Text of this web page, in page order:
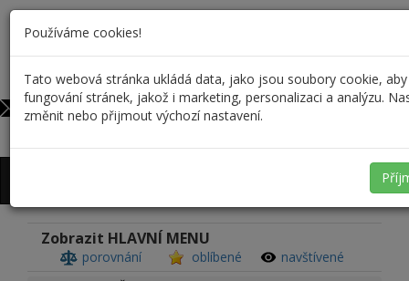
732 590 698
info@profiskal.cz
0
Zobrazit HLAVNÍ MENU
porovnání oblíbené
navštívené
Používáme cookies!
Tato webová stránka ukládá data, jako jsou soubory cookie,
fungování stránek, jakož i marketing, personalizaci a analýzu.
změnit nebo přijmout výchozí nastavení.